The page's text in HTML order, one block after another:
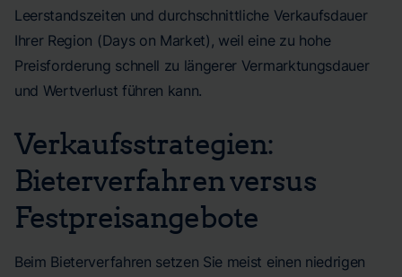
Leerstandszeiten und durchschnittliche Verkaufsdauer
Ihrer Region (Days on Market), weil eine zu hohe
Preisforderung schnell zu längerer Vermarktungsdauer
und Wertverlust führen kann.
Verkaufsstrategien:
Bieterverfahren versus
Festpreisangebote
Beim Bieterverfahren setzen Sie meist einen niedrigen